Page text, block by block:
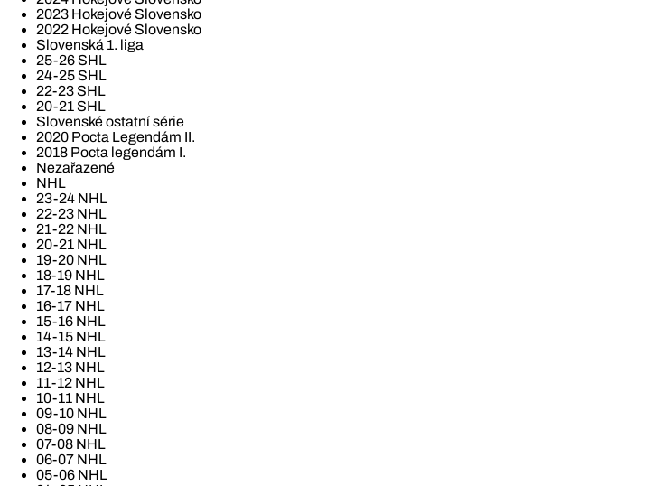
2023 Hokejové Slovensko
2022 Hokejové Slovensko
Slovenská 1. liga
25-26 SHL
24-25 SHL
22-23 SHL
20-21 SHL
Slovenské ostatní série
2020 Pocta Legendám II.
2018 Pocta legendám I.
Nezařazené
NHL
23-24 NHL
22-23 NHL
21-22 NHL
20-21 NHL
19-20 NHL
18-19 NHL
17-18 NHL
16-17 NHL
15-16 NHL
14-15 NHL
13-14 NHL
12-13 NHL
11-12 NHL
10-11 NHL
09-10 NHL
08-09 NHL
07-08 NHL
06-07 NHL
05-06 NHL